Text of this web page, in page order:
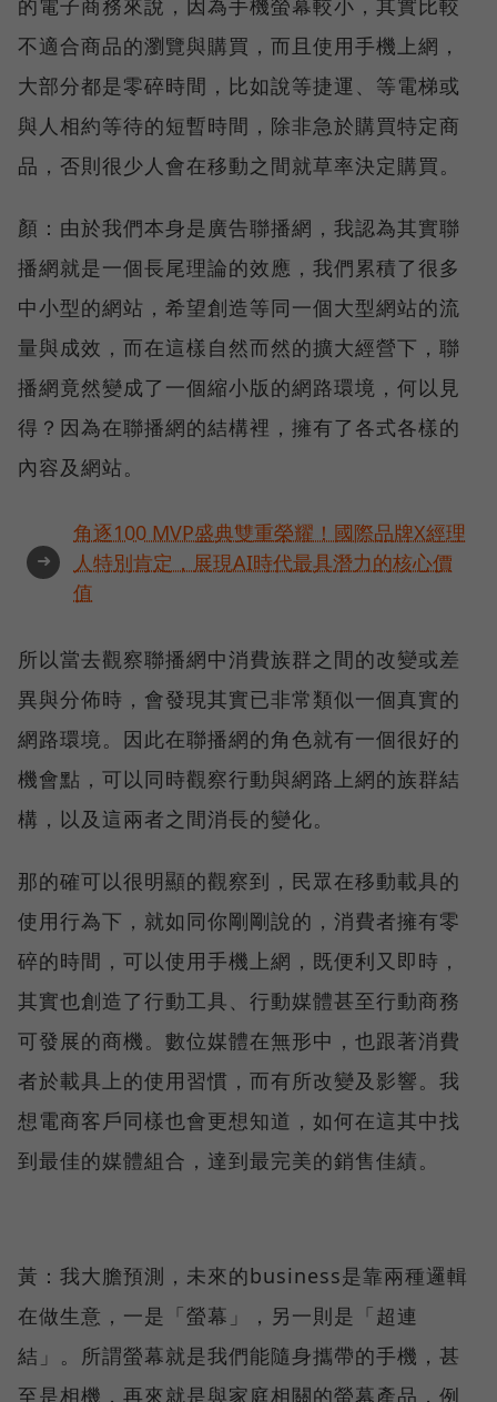
不適合商品的瀏覽與購買，而且使用手機上網，
大部分都是零碎時間，比如說等捷運、等電梯或
與人相約等待的短暫時間，除非急於購買特定商
品，否則很少人會在移動之間就草率決定購買。
顏：由於我們本身是廣告聯播網，我認為其實聯
播網就是一個長尾理論的效應，我們累積了很多
中小型的網站，希望創造等同一個大型網站的流
量與成效，而在這樣自然而然的擴大經營下，聯
播網竟然變成了一個縮小版的網路環境，何以見
得？因為在聯播網的結構裡，擁有了各式各樣的
內容及網站。
➜
角逐100 MVP盛典雙重榮耀！國際品牌X經理
人特別肯定，展現AI時代最具潛力的核心價
值
所以當去觀察聯播網中消費族群之間的改變或差
異與分佈時，會發現其實已非常類似一個真實的
網路環境。因此在聯播網的角色就有一個很好的
機會點，可以同時觀察行動與網路上網的族群結
構，以及這兩者之間消長的變化。
那的確可以很明顯的觀察到，民眾在移動載具的
使用行為下，就如同你剛剛說的，消費者擁有零
碎的時間，可以使用手機上網，既便利又即時，
其實也創造了行動工具、行動媒體甚至行動商務
可發展的商機。數位媒體在無形中，也跟著消費
者於載具上的使用習慣，而有所改變及影響。我
想電商客戶同樣也會更想知道，如何在這其中找
到最佳的媒體組合，達到最完美的銷售佳績。
黃：我大膽預測，未來的business是靠兩種邏輯
在做生意，一是「螢幕」，另一則是「超連
結」。所謂螢幕就是我們能隨身攜帶的手機，甚
至是相機，再來就是與家庭相關的螢幕產品，例